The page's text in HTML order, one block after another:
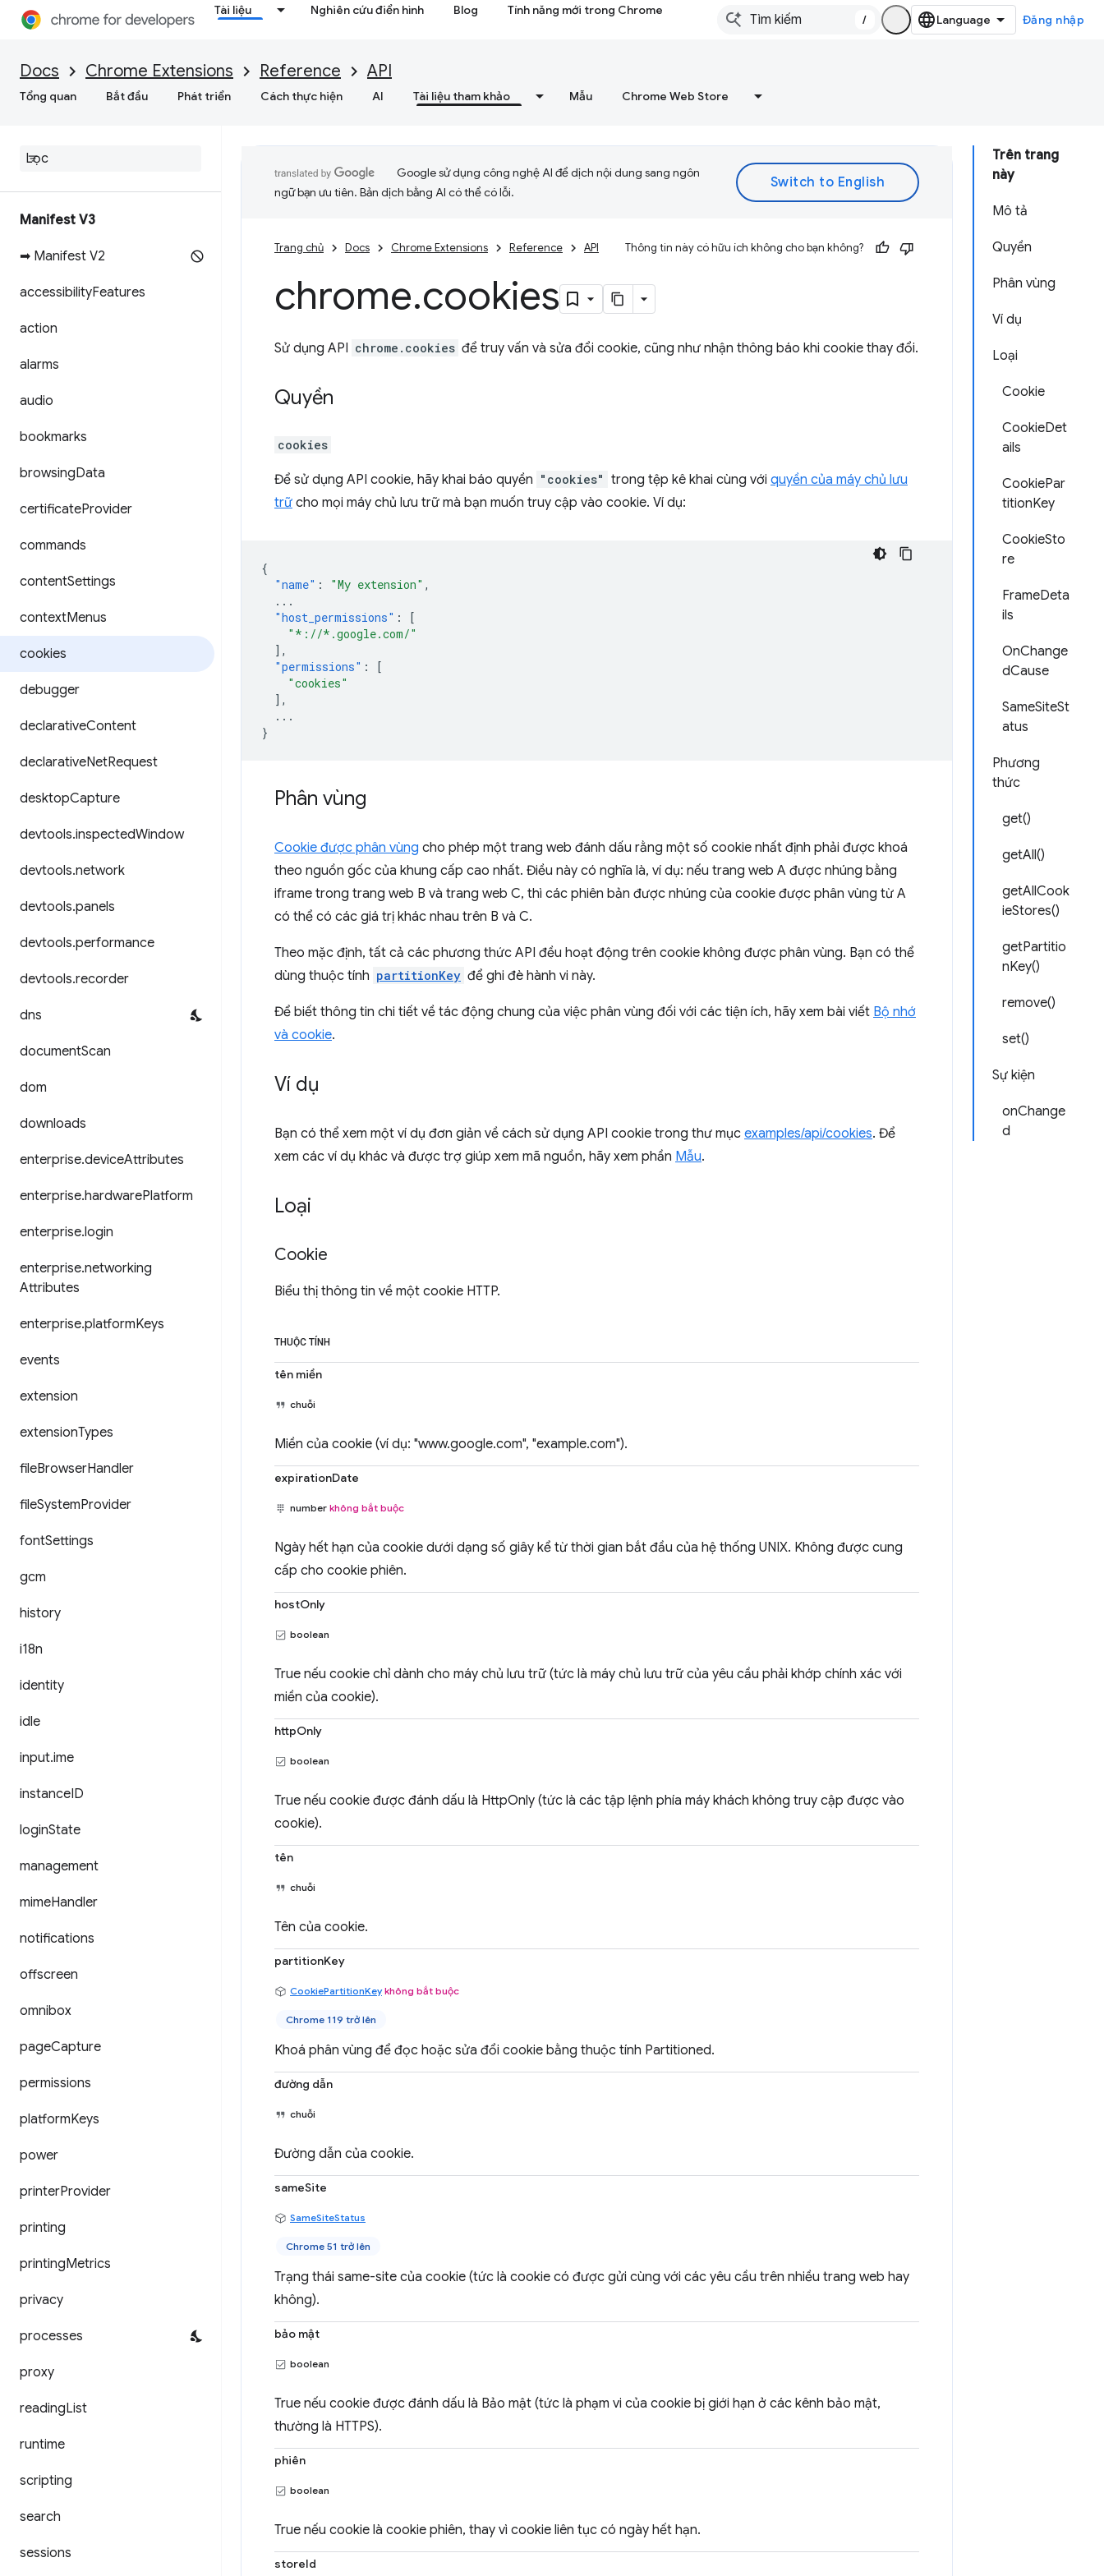
Tài liệu Nghiên cứu điển hình Blog Tính năng mới trong Chrome
/ Đăng nhập
Docs Chrome Extensions Reference API
Tổng quan Bắt đầu Phát triển Cách thực hiện AI Tài liệu tham khảo Mẫu Chrome Web Store
Manifest V3
➡ Manifest V2
accessibilityFeatures
action
alarms
audio
bookmarks
browsingData
certificateProvider
commands
contentSettings
contextMenus
cookies
debugger
declarativeContent
declarativeNetRequest
desktopCapture
devtools.inspectedWindow
devtools.network
devtools.panels
devtools.performance
devtools.recorder
dns
documentScan
dom
downloads
enterprise.deviceAttributes
enterprise.hardwarePlatform
enterprise.login
enterprise.networking
Attributes
enterprise.platformKeys
events
extension
extensionTypes
fileBrowserHandler
fileSystemProvider
fontSettings
gcm
history
i18n
identity
idle
input.ime
instanceID
loginState
management
mimeHandler
notifications
offscreen
omnibox
pageCapture
permissions
platformKeys
power
printerProvider
printing
printingMetrics
privacy
processes
proxy
readingList
runtime
scripting
search
sessions
Trên trang
này
Mô tả
Quyền
Phân vùng
Ví dụ
Loại
Cookie
CookieDet
ails
CookiePar
titionKey
CookieSto
re
FrameDeta
ils
OnChange
dCause
SameSiteSt
atus
Phương
thức
get()
getAll()
getAllCook
ieStores()
getPartitio
nKey()
remove()
set()
Sự kiện
onChange
d
Google sử dụng công nghệ AI để dịch nội dung sang ngôn
ngữ bạn ưu tiên. Bản dịch bằng AI có thể có lỗi.
Trang chủ Docs Chrome Extensions Reference API Thông tin này có hữu ích không cho bạn không?
chrome.cookies
Sử dụng API chrome.cookies để truy vấn và sửa đổi cookie, cũng như nhận thông báo khi cookie thay đổi.
Quyền
cookies
Để sử dụng API cookie, hãy khai báo quyền "cookies" trong tệp kê khai cùng với quyền của máy chủ lưu
trữ cho mọi máy chủ lưu trữ mà bạn muốn truy cập vào cookie. Ví dụ:
{
"name" : "My extension" ,
...
"host_permissions" :
[
"*://*.google.com/"
],
"permissions" :
[
"cookies"
],
...
}
Phân vùng
Cookie được phân vùng cho phép một trang web đánh dấu rằng một số cookie nhất định phải được khoá
theo nguồn gốc của khung cấp cao nhất. Điều này có nghĩa là, ví dụ: nếu trang web A được nhúng bằng
iframe trong trang web B và trang web C, thì các phiên bản được nhúng của cookie được phân vùng từ A
có thể có các giá trị khác nhau trên B và C.
Theo mặc định, tất cả các phương thức API đều hoạt động trên cookie không được phân vùng. Bạn có thể
dùng thuộc tính partitionKey để ghi đè hành vi này.
Để biết thông tin chi tiết về tác động chung của việc phân vùng đối với các tiện ích, hãy xem bài viết Bộ nhớ
và cookie.
Ví dụ
Bạn có thể xem một ví dụ đơn giản về cách sử dụng API cookie trong thư mục examples/api/cookies. Để
xem các ví dụ khác và được trợ giúp xem mã nguồn, hãy xem phần Mẫu.
Loại
Cookie
Biểu thị thông tin về một cookie HTTP.
THUỘC TÍNH
tên miền
chuỗi
Miền của cookie (ví dụ: "www.google.com", "example.com").
expirationDate
number không bắt buộc
Ngày hết hạn của cookie dưới dạng số giây kể từ thời gian bắt đầu của hệ thống UNIX. Không được cung
cấp cho cookie phiên.
hostOnly
boolean
True nếu cookie chỉ dành cho máy chủ lưu trữ (tức là máy chủ lưu trữ của yêu cầu phải khớp chính xác với
miền của cookie).
httpOnly
boolean
True nếu cookie được đánh dấu là HttpOnly (tức là các tập lệnh phía máy khách không truy cập được vào
cookie).
tên
chuỗi
Tên của cookie.
partitionKey
CookiePartitionKey không bắt buộc
Chrome 119 trở lên
Khoá phân vùng để đọc hoặc sửa đổi cookie bằng thuộc tính Partitioned.
đường dẫn
chuỗi
Đường dẫn của cookie.
sameSite
SameSiteStatus
Chrome 51 trở lên
Trạng thái same-site của cookie (tức là cookie có được gửi cùng với các yêu cầu trên nhiều trang web hay
không).
bảo mật
boolean
True nếu cookie được đánh dấu là Bảo mật (tức là phạm vi của cookie bị giới hạn ở các kênh bảo mật,
thường là HTTPS).
phiên
boolean
True nếu cookie là cookie phiên, thay vì cookie liên tục có ngày hết hạn.
storeId